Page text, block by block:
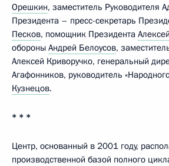
Орешкин, заместитель Руководителя
Президента – пресс-секретарь
Песков, помощник Президента
обороны Андрей Белоусов,
Алексей Криворучко, генеральный
Агафонников, руководитель
Кузнецов.
* * *
Центр, основанный в 2001 году,
производственной базой полного